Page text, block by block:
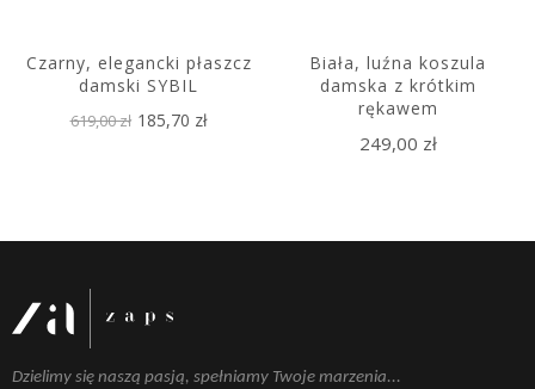
Czarny, elegancki płaszcz
damski SYBIL
619,00 zł 185,70 zł
Biała, luźna koszula
damska z krótkim
rękawem
249,00 zł
Dzielimy się naszą pasją, spełniamy Twoje marzenia...